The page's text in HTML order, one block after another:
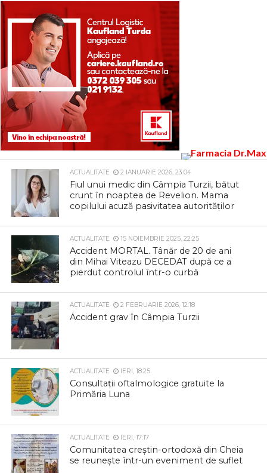
ACTUALITATE 2 IANUARIE 2026, 23:04
Fiul unui medic din Câmpia Turzii, bătut
crunt în noaptea de Revelion. Mama
copilului acuză pasivitatea autorităților
ACTUALITATE 15 NOIEMBRIE 2025, 22:25
Accident MORTAL. Tânăr de 20 de ani
din Mihai Viteazu DECEDAT după ce a
pierdut controlul într-o curbă
ACTUALITATE 2 FEBRUARIE 2026, 12:18
Accident grav în Câmpia Turzii
ACTUALITATE IERI, 18:25
Consultații oftalmologice gratuite la
Primăria Luna
ACTUALITATE IERI, 17:17
Comunitatea creștin-ortodoxă din Cheia
se reunește într-un eveniment de suflet